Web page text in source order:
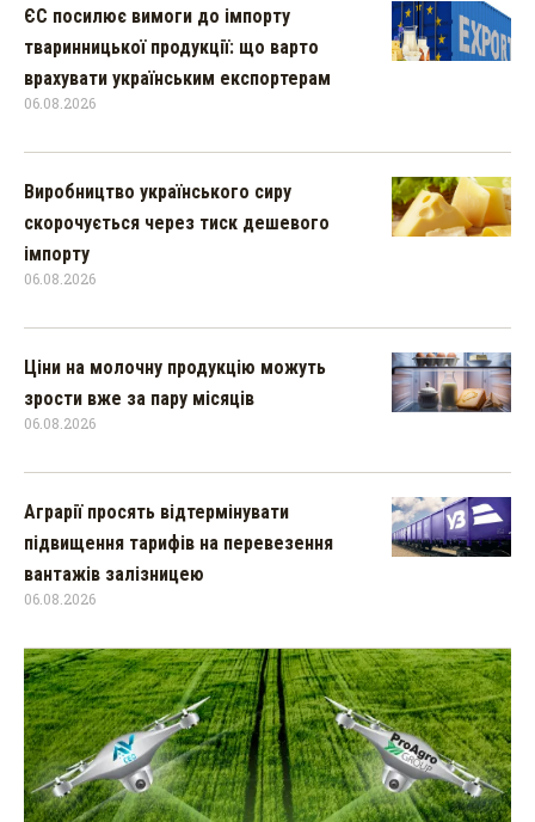
ЄС посилює вимоги до імпорту
тваринницької продукції: що варто
врахувати українським експортерам
06.08.2026
Виробництво українського сиру
скорочується через тиск дешевого
імпорту
06.08.2026
Ціни на молочну продукцію можуть
зрости вже за пару місяців
06.08.2026
Аграрії просять відтермінувати
підвищення тарифів на перевезення
вантажів залізницею
06.08.2026